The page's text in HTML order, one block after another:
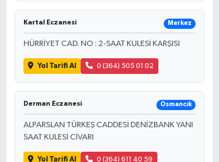
Kartal Eczanesi Merkez
HÜRRİYET CAD. NO : 2-SAAT KULESİ KARŞISI
Yol Tarifi Al 0 (364) 505 01 02
Derman Eczanesi Osmancık
ALPARSLAN TÜRKEŞ CADDESİ DENİZBANK YANI
SAAT KULESİ CİVARI
Yol Tarifi Al 0 (364) 611 40 59